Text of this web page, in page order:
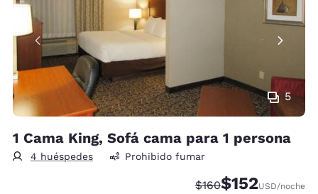
5
1 Cama King, Sofá cama para 1 persona
4 huéspedes Prohibido fumar
Precio tachado:
$160Precio con
$152USD/noche